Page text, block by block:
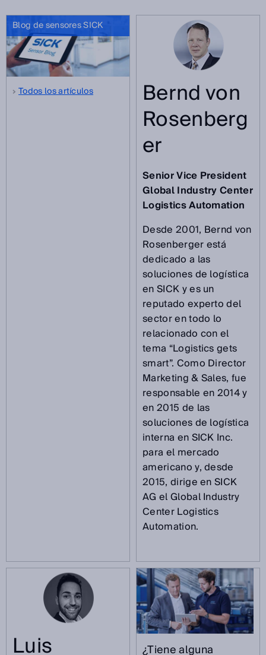
Blog de sensores SICK
Todos los artículos Bernd von
Rosenberg
er
Senior Vice President
Global Industry Center
Logistics Automation
Desde 2001, Bernd von
Rosenberger está
dedicado a las
soluciones de logística
en SICK y es un
reputado experto del
sector en todo lo
relacionado con el
tema “Logistics gets
smart”. Como Director
Marketing & Sales, fue
responsable en 2014 y
en 2015 de las
soluciones de logística
interna en SICK Inc.
para el mercado
americano y, desde
2015, dirige en SICK
AG el Global Industry
Center Logistics
Automation.
Luis ¿Tiene alguna